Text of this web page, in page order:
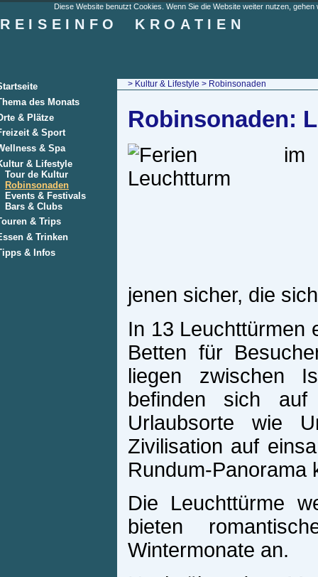
Diese Website benutzt Cookies. Wenn Sie die Website weiter nutzen,
REISEINFO KROATIEN
des Monats
& Plätze
& Sport
& Spa
& Lifestyle
Tour de Kultur
Robinsonaden
Events & Festivals
Bars & Clubs
& Trips
& Trinken
& Infos
> Kultur & Lifestyle > Robinsonaden
Robinsonaden:
jenen sicher, die
In 13 Leuchttürmen
Betten für
liegen zwischen
befinden sich
Urlaubsorte wie
Zivilisation auf
Rundum-Panorama
Die Leuchttürme
bieten
Wintermonate an.